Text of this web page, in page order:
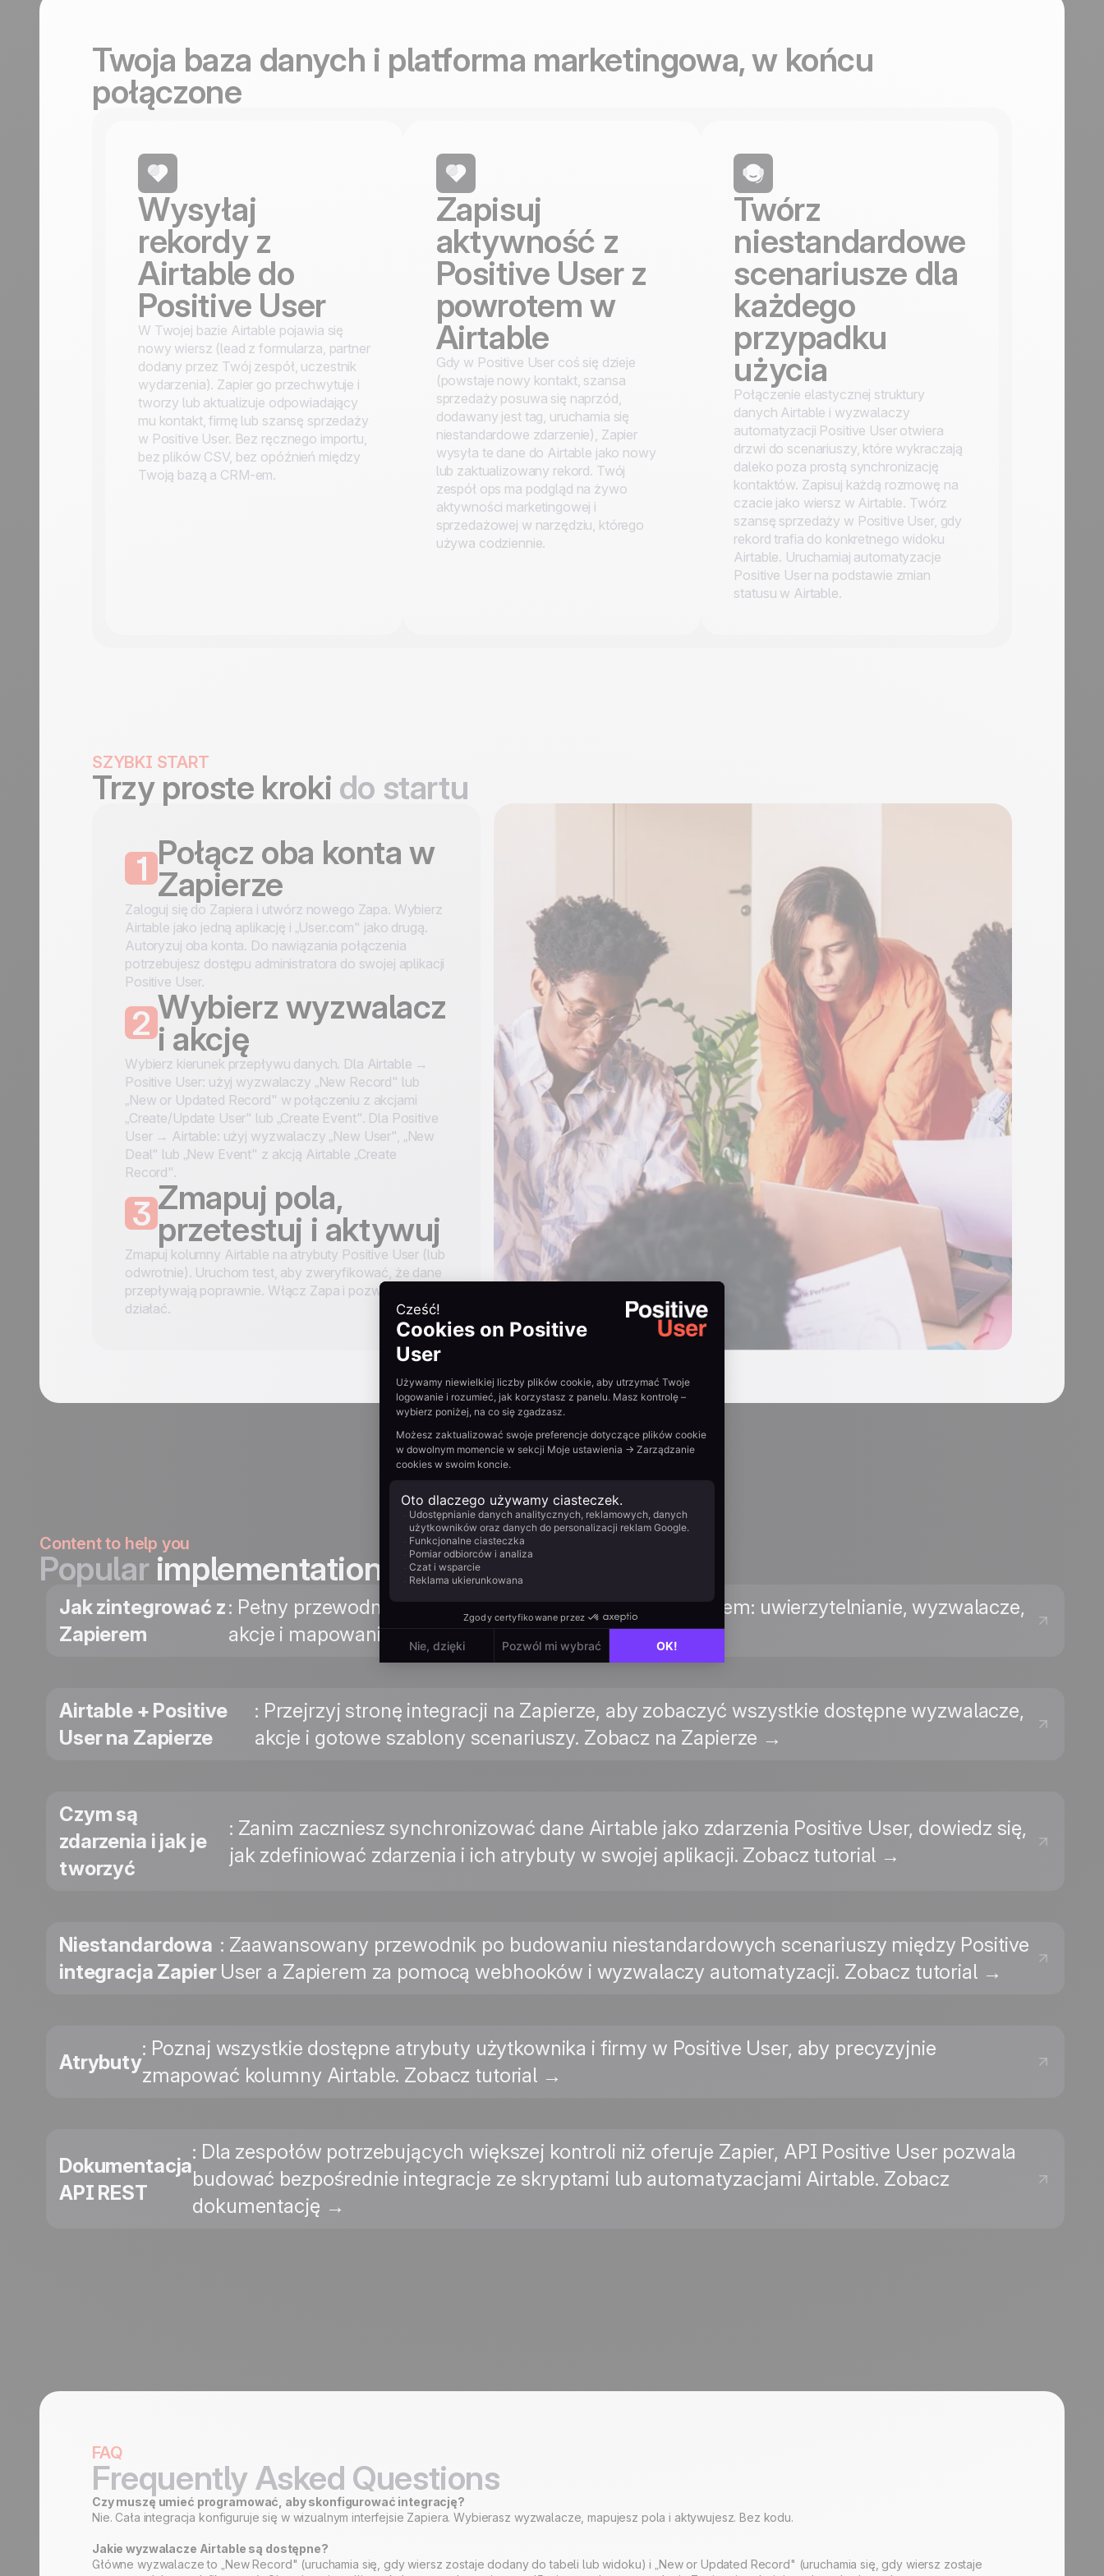
Twoja baza danych i platforma marketingowa, w końcu
połączone
Wysyłaj
rekordy z
Airtable do
Positive User
W Twojej bazie Airtable pojawia się
nowy wiersz (lead z formularza, partner
dodany przez Twój zespół, uczestnik
wydarzenia). Zapier go przechwytuje i
tworzy lub aktualizuje odpowiadający
mu kontakt, firmę lub szansę sprzedaży
w Positive User. Bez ręcznego importu,
bez plików CSV, bez opóźnień między
Twoją bazą a CRM-em.
Zapisuj
aktywność z
Positive User z
powrotem w
Airtable
Gdy w Positive User coś się dzieje
(powstaje nowy kontakt, szansa
sprzedaży posuwa się naprzód,
dodawany jest tag, uruchamia się
niestandardowe zdarzenie), Zapier
wysyła te dane do Airtable jako nowy
lub zaktualizowany rekord. Twój
zespół ops ma podgląd na żywo
aktywności marketingowej i
sprzedażowej w narzędziu, którego
używa codziennie.
Twórz
niestandardowe
scenariusze dla
każdego
przypadku
użycia
Połączenie elastycznej struktury
danych Airtable i wyzwalaczy
automatyzacji Positive User otwiera
drzwi do scenariuszy, które wykraczają
daleko poza prostą synchronizację
kontaktów. Zapisuj każdą rozmowę na
czacie jako wiersz w Airtable. Twórz
szansę sprzedaży w Positive User, gdy
rekord trafia do konkretnego widoku
Airtable. Uruchamiaj automatyzacje
Positive User na podstawie zmian
statusu w Airtable.
SZYBKI START
Trzy proste kroki do startu
1 Połącz oba konta w
Zapierze
Zaloguj się do Zapiera i utwórz nowego Zapa. Wybierz
Airtable jako jedną aplikację i „User.com" jako drugą.
Autoryzuj oba konta. Do nawiązania połączenia
potrzebujesz dostępu administratora do swojej aplikacji
Positive User.
2 Wybierz wyzwalacz
i akcję
Wybierz kierunek przepływu danych. Dla Airtable →
Positive User: użyj wyzwalaczy „New Record" lub
„New or Updated Record" w połączeniu z akcjami
„Create/Update User" lub „Create Event". Dla Positive
User → Airtable: użyj wyzwalaczy „New User", „New
Deal" lub „New Event" z akcją Airtable „Create
Record".
3 Zmapuj pola,
przetestuj i aktywuj
Zmapuj kolumny Airtable na atrybuty Positive User (lub
odwrotnie). Uruchom test, aby zweryfikować, że dane
przepływają poprawnie. Włącz Zapa i pozwól mu
działać.
Content to help you
Popularimplementation guides
Jak zintegrować z
Zapierem
: Pełny przewodnik po połączeniu Positive User z Zapierem: uwierzytelnianie, wyzwalacze,
akcje i mapowanie pól. Przeczytaj przewodnik →
Airtable + Positive
User na Zapierze
: Przejrzyj stronę integracji na Zapierze, aby zobaczyć wszystkie dostępne wyzwalacze,
akcje i gotowe szablony scenariuszy. Zobacz na Zapierze →
Czym są
zdarzenia i jak je
tworzyć
: Zanim zaczniesz synchronizować dane Airtable jako zdarzenia Positive User, dowiedz się,
jak zdefiniować zdarzenia i ich atrybuty w swojej aplikacji. Zobacz tutorial →
Niestandardowa
integracja Zapier
: Zaawansowany przewodnik po budowaniu niestandardowych scenariuszy między Positive
User a Zapierem za pomocą webhooków i wyzwalaczy automatyzacji. Zobacz tutorial →
Atrybuty
: Poznaj wszystkie dostępne atrybuty użytkownika i firmy w Positive User, aby precyzyjnie
zmapować kolumny Airtable. Zobacz tutorial →
Dokumentacja
API REST
: Dla zespołów potrzebujących większej kontroli niż oferuje Zapier, API Positive User pozwala
budować bezpośrednie integracje ze skryptami lub automatyzacjami Airtable. Zobacz
dokumentację →
FAQ
Frequently Asked Questions
Czy muszę umieć programować, aby skonfigurować integrację?
Nie. Cała integracja konfiguruje się w wizualnym interfejsie Zapiera. Wybierasz wyzwalacze, mapujesz pola i aktywujesz. Bez kodu.
Jakie wyzwalacze Airtable są dostępne?
Główne wyzwalacze to „New Record" (uruchamia się, gdy wiersz zostaje dodany do tabeli lub widoku) i „New or Updated Record" (uruchamia się, gdy wiersz zostaje